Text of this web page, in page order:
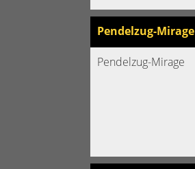
Pendelzug-Mirage
Pendelzug-Mirage